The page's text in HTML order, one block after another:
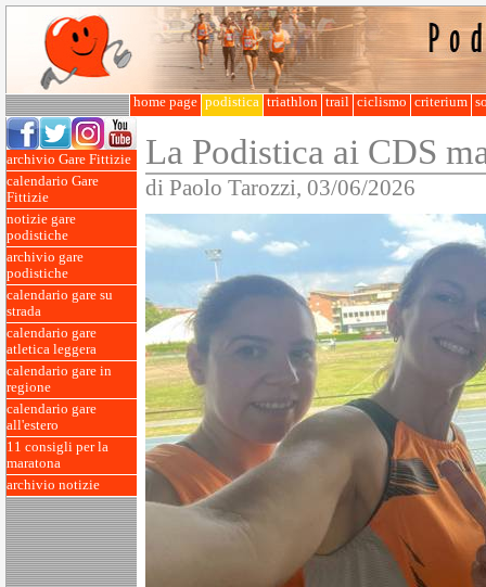
home page podistica triathlon trail ciclismo criterium
archivio Gare Fittizie
calendario Gare
Fittizie
notizie gare
podistiche
archivio gare
podistiche
calendario gare su
strada
calendario gare
atletica leggera
calendario gare in
regione
calendario gare
all'estero
11 consigli per la
maratona
archivio notizie
La Podistica ai CDS
di Paolo Tarozzi, 03/06/2026